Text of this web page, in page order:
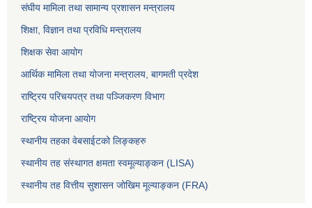
संघीय मामिला तथा सामान्य प्रशासन मन्त्रालय
शिक्षा, विज्ञान तथा प्रविधि मन्त्रालय
शिक्षक सेवा आयोग
आर्थिक मामिला तथा योजना मन्त्रालय, बागमती प्रदेश
राष्ट्रिय परिचयपत्र तथा पञ्जिकरण विभाग
राष्ट्रिय योजना आयोग
स्थानीय तहका वेबसाईटको लिङ्कहरु
स्थानीय तह संस्थागत क्षमता स्वमूल्याङ्कन (LISA)
स्थानीय तह वित्तीय सुशासन जोखिम मूल्याङ्कन (FRA)